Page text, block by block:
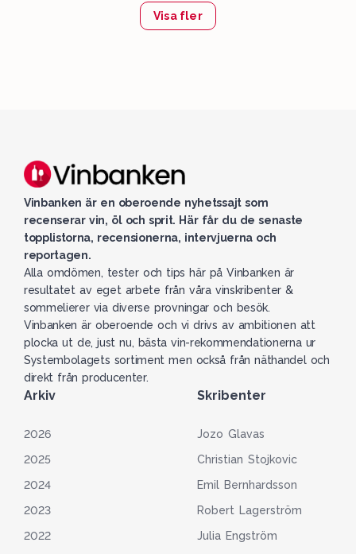
Visa fler
Vinbanken är en oberoende nyhetssajt som
recenserar vin, öl och sprit. Här får du de senaste
topplistorna, recensionerna, intervjuerna och
reportagen.
Alla omdömen, tester och tips här på Vinbanken är
resultatet av eget arbete från våra vinskribenter &
sommelierer via diverse provningar och besök.
Vinbanken är oberoende och vi drivs av ambitionen att
plocka ut de, just nu, bästa vin-rekommendationerna ur
Systembolagets sortiment men också från näthandel och
direkt från producenter.
Arkiv
2026
2025
2024
2023
2022
Skribenter
Jozo Glavas
Christian Stojkovic
Emil Bernhardsson
Robert Lagerström
Julia Engström